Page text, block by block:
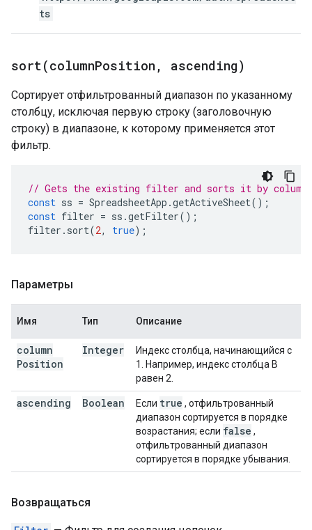
ts
sort(columnPosition , ascending)
Сортирует отфильтрованный диапазон по указанному
столбцу, исключая первую строку (заголовочную
строку) в диапазоне, к которому применяется этот
фильтр.
// Gets the existing filter and sorts it by column
const ss = SpreadsheetApp .getActiveSheet();
const filter = ss .getFilter();
filter . sort(2, true);
Параметры
Имя Тип Описание
column
Position
Integer
Индекс столбца, начинающийся с
1. Например, индекс столбца B
равен 2.
ascending Boolean Если true , отфильтрованный
диапазон сортируется в порядке
возрастания; если false ,
отфильтрованный диапазон
сортируется в порядке убывания.
Возвращаться